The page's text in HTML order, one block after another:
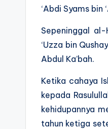
‘Abdi Syams
Sepeninggal
‘Uzza bin
Abdul Ka’bah.
Ketika cahaya
kepada
kehidupannya
tahun ketiga